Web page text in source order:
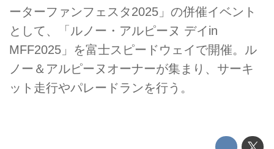
ーターファンフェスタ2025」の併催イベント
として、「ルノー・アルピーヌ デイin
MFF2025」を富士スピードウェイで開催。ル
ノー＆アルピーヌオーナーが集まり、サーキ
ット走行やパレードランを行う。